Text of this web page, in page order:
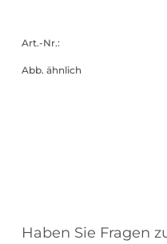
Art.-Nr.:
Abb. ähnlich
Haben Sie Fragen